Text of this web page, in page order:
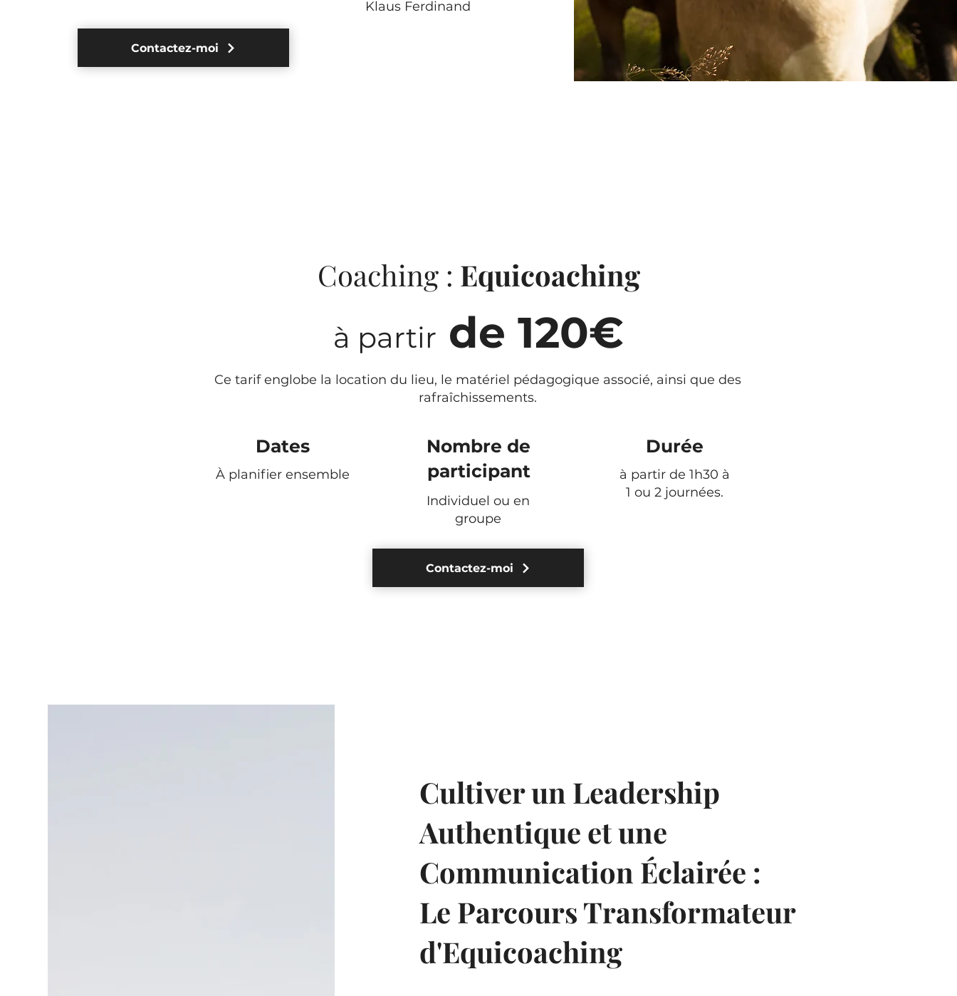
Klaus Ferdinand
Contactez-moi
Coaching : Equicoaching
à partir de 120€
Ce tarif englobe la location du lieu, le matériel pédagogique associé, ainsi que des
rafraîchissements.
Dates
À planifier ensemble
Nombre de
participant
Individuel ou en
groupe
Durée
à partir de 1h30 à
1 ou 2 journées.
Contactez-moi
Cultiver un Leadership
Authentique et une
Communication Éclairée :
Le Parcours Transformateur
d'Equicoaching